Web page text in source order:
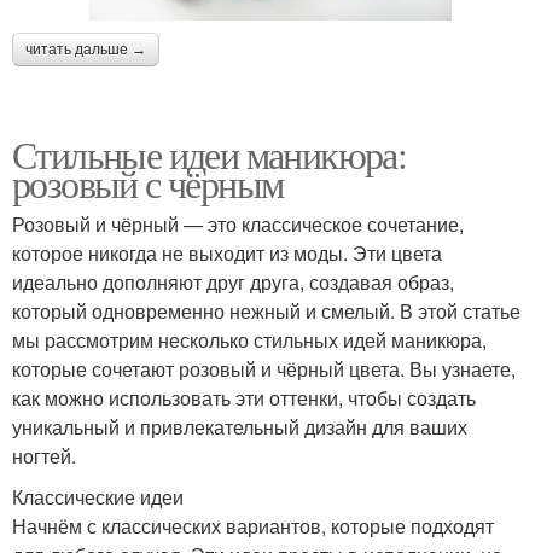
читать дальше →
Стильные идеи маникюра:
розовый с чёрным
Розовый и чёрный — это классическое сочетание,
которое никогда не выходит из моды. Эти цвета
идеально дополняют друг друга, создавая образ,
который одновременно нежный и смелый. В этой статье
мы рассмотрим несколько стильных идей маникюра,
которые сочетают розовый и чёрный цвета. Вы узнаете,
как можно использовать эти оттенки, чтобы создать
уникальный и привлекательный дизайн для ваших
ногтей.
Классические идеи
Начнём с классических вариантов, которые подходят